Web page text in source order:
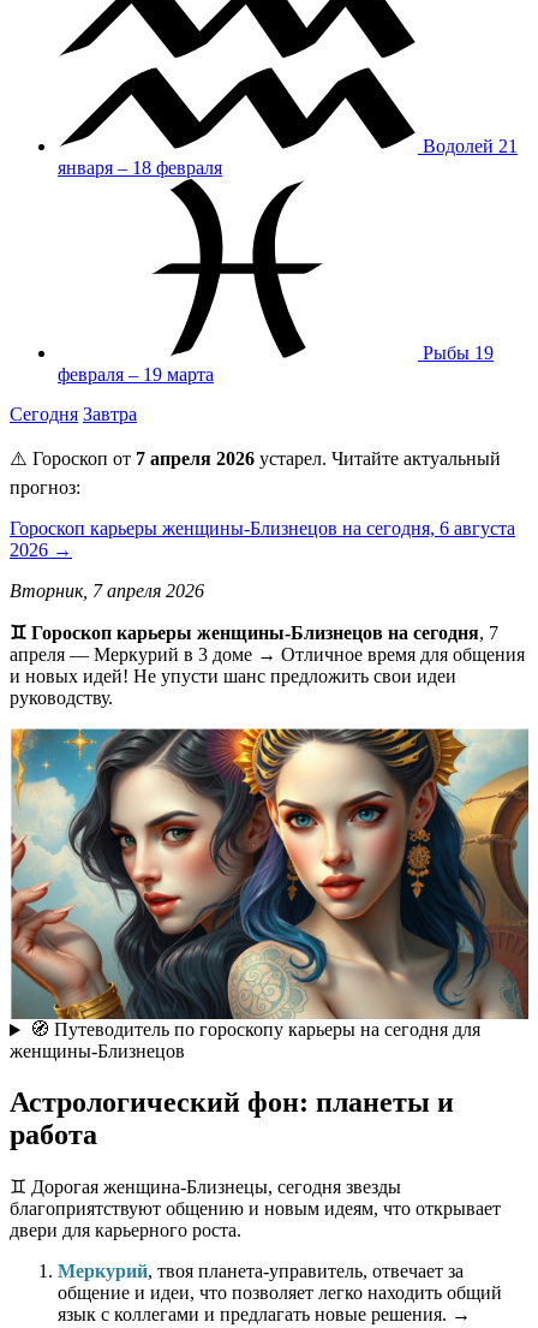
Водолей 21
января – 18 февраля
Рыбы 19
февраля – 19 марта
Сегодня Завтра
⚠️ Гороскоп от 7 апреля 2026 устарел. Читайте актуальный
прогноз:
Гороскоп карьеры женщины-Близнецов на сегодня, 6 августа
2026 →
Вторник, 7 апреля 2026
♊️ Гороскоп карьеры женщины-Близнецов на сегодня, 7
апреля — Меркурий в 3 доме → Отличное время для общения
и новых идей! Не упусти шанс предложить свои идеи
руководству.
🧭 Путеводитель по гороскопу карьеры на сегодня для
женщины-Близнецов
Астрологический фон: планеты и
работа
♊️ Дорогая женщина-Близнецы, сегодня звезды
благоприятствуют общению и новым идеям, что открывает
двери для карьерного роста.
Меркурий, твоя планета-управитель, отвечает за
общение и идеи, что позволяет легко находить общий
язык с коллегами и предлагать новые решения. →